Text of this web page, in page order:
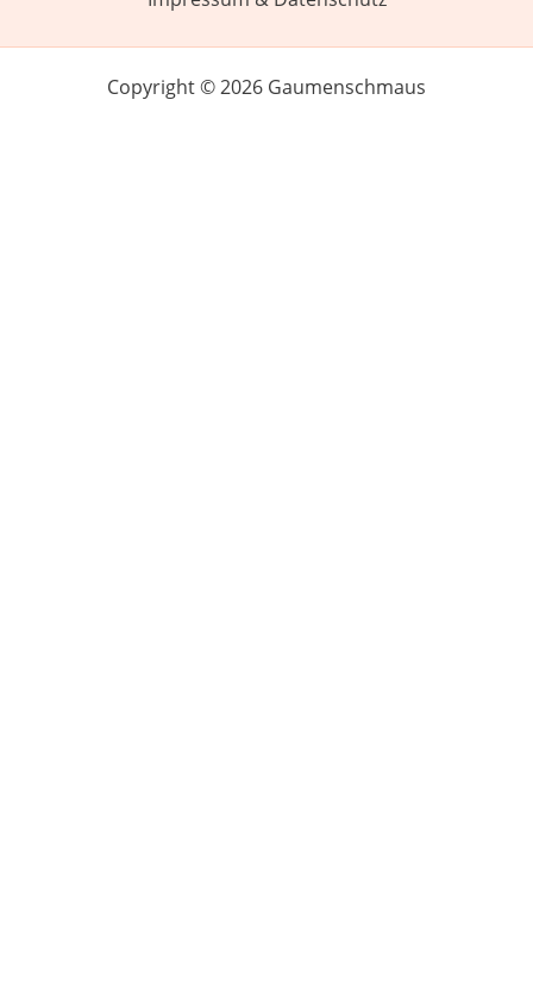
Copyright © 2026 Gaumenschmaus